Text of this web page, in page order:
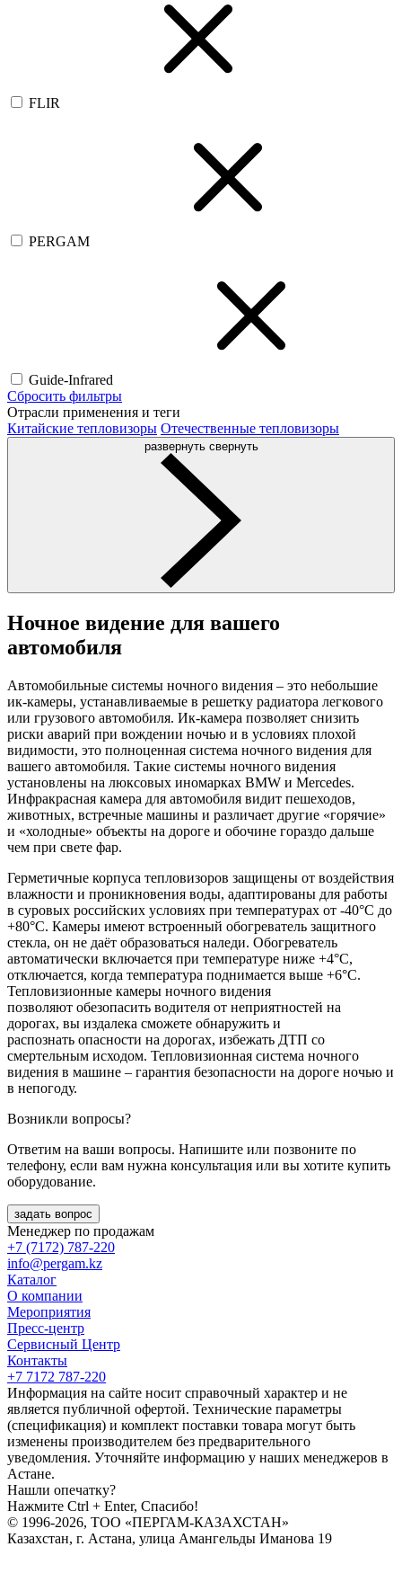
FLIR
PERGAM
Guide-Infrared
Сбросить фильтры
Отрасли применения и теги
Китайские тепловизоры Отечественные тепловизоры
развернуть свернуть
Ночное видение для вашего
автомобиля
Автомобильные системы ночного видения – это небольшие
ик-камеры, устанавливаемые в решетку радиатора легкового
или грузового автомобиля. Ик-камера позволяет снизить
риски аварий при вождении ночью и в условиях плохой
видимости, это полноценная система ночного видения для
вашего автомобиля. Такие системы ночного видения
установлены на люксовых иномарках BMW и Mercedes.
Инфракрасная камера для автомобиля видит пешеходов,
животных, встречные машины и различает другие «горячие»
и «холодные» объекты на дороге и обочине гораздо дальше
чем при свете фар.
Герметичные корпуса тепловизоров защищены от воздействия
влажности и проникновения воды, адаптированы для работы
в суровых российских условиях при температурах от -40°C до
+80°C. Камеры имеют встроенный обогреватель защитного
стекла, он не даёт образоваться наледи. Обогреватель
автоматически включается при температуре ниже +4°C,
отключается, когда температура поднимается выше +6°C.
Тепловизионные камеры ночного видения
позволяют обезопасить водителя от неприятностей на
дорогах, вы издалека сможете обнаружить и
распознать опасности на дорогах, избежать ДТП со
смертельным исходом. Тепловизионная система ночного
видения в машине – гарантия безопасности на дороге ночью и
в непогоду.
Возникли вопросы?
Ответим на ваши вопросы. Напишите или позвоните по
телефону, если вам нужна консультация или вы хотите купить
оборудование.
задать вопрос
Менеджер по продажам
+7 (7172) 787-220
info@pergam.kz
Каталог
О компании
Мероприятия
Пресс-центр
Сервисный Центр
Контакты
+7 7172 787-220
Информация на сайте носит справочный характер и не
является публичной офертой. Технические параметры
(спецификация) и комплект поставки товара могут быть
изменены производителем без предварительного
уведомления. Уточняйте информацию у наших менеджеров в
Астане.
Нашли опечатку?
Нажмите Ctrl + Enter, Спасибо!
© 1996-2026, ТОО «ПЕРГАМ-КАЗАХСТАН»
Казахстан, г. Астана, улица Амангельды Иманова 19